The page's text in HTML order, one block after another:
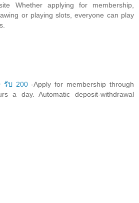
Whether applying for membership,
or playing slots, everyone can play
รับ 200-Apply for membership through
a day. Automatic deposit-withdrawal